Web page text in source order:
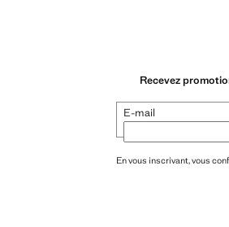
Recevez
E-mail
En vous inscrivant, vous